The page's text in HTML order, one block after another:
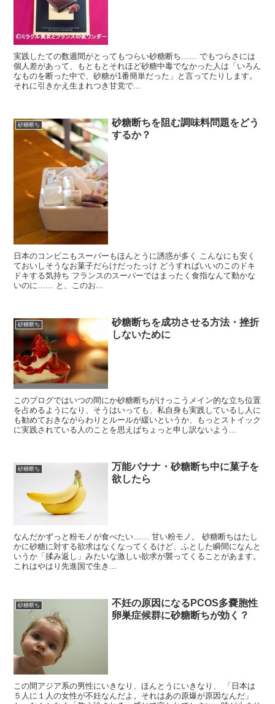
実践したての数週間がとってもつらい砂糖断ち…… でもつらさには
個人差があって、もともとそれほど砂糖中毒でなかった人は「いろん
なものを断った中で、砂糖が1番簡単だった」と言ってたりします。
それに引きかえ生まれつき甘党で...
砂糖断ち
砂糖断ちを阻む調味料問題をどう
するか？
日本のコンビニもスーパーもほんとうに誘惑が多く こんなにも安く
ておいしそうなお菓子だらけだったっけ どうすればいいのこのドキ
ドキする気持ち フランスのスーパーではまったく食指なんて動かな
いのに…… と、このお...
砂糖断ち
砂糖断ちを成功させる方法・挫折
しないために
このブログではいつの間にか砂糖断ちがけっこうメイン的な立ち位置
を占めるようになり、そうはいっても、私自身も実践しているし人に
も勧めておきながらわりとルールが緩いというか、もっとストイック
に実践されている人のことを思えばちょっと申し訳ないよう...
砂糖断ち
万能バナナ・砂糖断ち中に菓子を
欲したら
なんだかずっと粉モノが食べたい…… 甘い粉モノ。 砂糖断ちはたし
かに砂糖に対する欲求はなくなってくるけど、ふとした瞬間になんと
いうか「揉み返し」みたいな激しい欲求が襲ってくることがあます。
これはやはり先進国で生き...
砂糖断ち
不妊の原因になるPCOS多嚢胞性
卵巣症候群に砂糖断ちが効く？
この間アジア系の男性にいきなり、ほんとうにいきなり、 「日本は
５人に１人の女性が不妊なんだよ。それはあの原爆が原因なんだ」